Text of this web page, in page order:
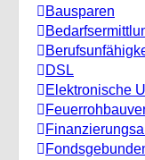
Bausparen
DSL
Elektronische